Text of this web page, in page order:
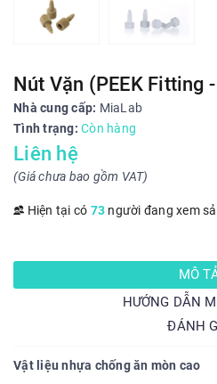
Nút Vặn (PEEK Fitting
Nhà cung cấp: MiaLab
Tình trạng: Còn hàng
Liên hệ
(Giá chưa bao gồm VAT)
Hiện tại có 73 người đang xem
MÔ
HƯỚNG DẪN
ĐÁNH
Vật liệu nhựa chống ăn mòn cao